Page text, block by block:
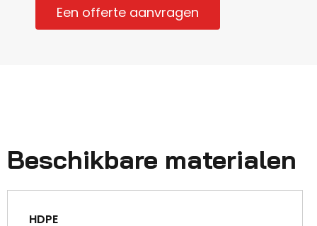
Een offerte aanvragen
Beschikbare materialen
HDPE